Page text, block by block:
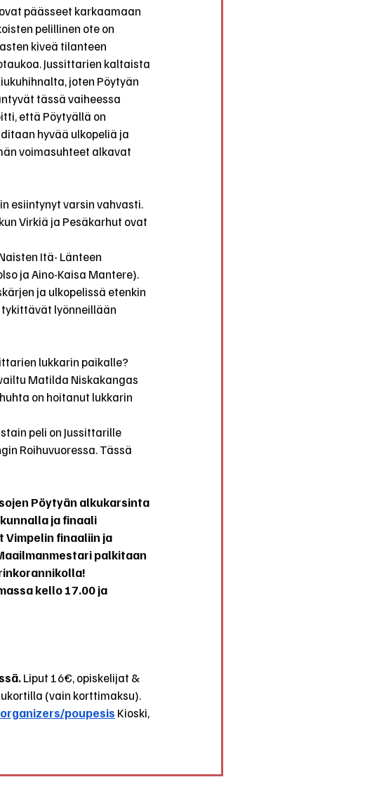
päässeet karkaamaan
pelillinen ote on
kiveä tilanteen
Jussittarien kaltaista
joten Pöytyän
tässä vaiheessa
että Pöytyällä on
hyvää ulkopeliä ja
voimasuhteet alkavat
esiintynyt varsin vahvasti.
Virkiä ja Pesäkarhut ovat
Itä- Länteen
ja Aino-Kaisa Mantere).
ja ulkopelissä etenkin
lyönneillään
lukkarin paikalle?
Matilda Niskakangas
on hoitanut lukkarin
peli on Jussittarille
Roihuvuoressa. Tässä
Pöytyän alkukarsinta
ja finaali
finaaliin ja
palkitaan
kello 17.00 ja
Liput 16€, opiskelijat &
(vain korttimaksu).
poupesis Kioski,